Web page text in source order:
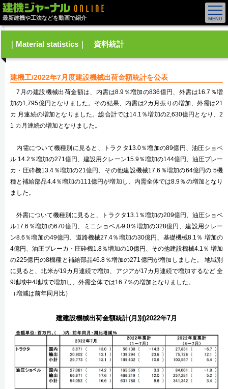
最新建機や工法などを動画で紹介
｜Material statistics｜ 資料統計
建機工/2022年7月度建設機械出荷金額統計を公表
7月の建設機械出荷金額は、内需は8.9％増加の836億円、外需は16.7％増
加の1,795億円となりました。その結果、内需は2カ月振りの増加、外需は21
カ 月連続の増加となりました。総合計では14.1％増加の2,630億円となり、2
1 カ月連続の増加となりました。
内需について機種別に見ると、トラクタ13.0％増加の89億円、油圧ショベ
ル 14.2％増加の271億円、建設用クレーン15.9％増加の144億円、油圧ブレー
カ・圧砕機13.4％増加の21億円、その他建設機械17.6％増加の64億円の 5機
種と補給部品4.4％増加の111億円が増加し、内需全体では8.9％の増加となり
ました。
外需について機種別に見ると、トラクタ13.1％増加の209億円、油圧ショベ
ル17.6％増加の670億円、ミニショベル9.0％増加の328億円、建設用クレー
ン8.6％増加の49億円、道路機械27.4％増加の30億円、基礎機械8.1％ 増加の
4億円、油圧ブレーカ・圧砕機1.8％増加の10億円、その他建設機械4.1％ 増加
の225億円の8機種と補給部品46.8％増加の271億円が増加しました。 地域別
に見ると、北米が19カ月連続で増加、アジアが17カ月連続で増加するなど 全
9地域中4地域で増加し、外需全体では16.7％の増加となりました。
（増減は前年同月比）
建建設機械出荷金額統計(月別)2022年7月